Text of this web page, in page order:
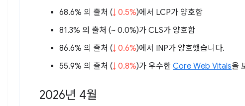
68.6% 의 출처 (↓ 0.5%)에서 LCP가 양호함
81.3% 의 출처 (~ 0.0%)가 CLS가 양호함
86.6% 의 출처 (↓ 0.6%)에서 INP가 양호했습니다.
55.9% 의 출처 (↓ 0.8%)가 우수한 Core Web Vitals을
2026년 4월